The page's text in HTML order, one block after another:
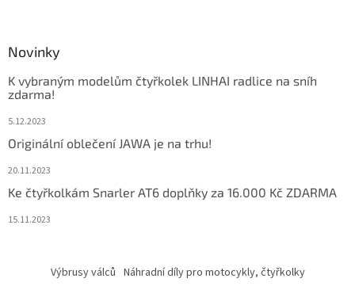
Novinky
K vybraným modelům čtyřkolek LINHAI radlice na sníh
zdarma!
5.12.2023
Originální oblečení JAWA je na trhu!
20.11.2023
Ke čtyřkolkám Snarler AT6 doplňky za 16.000 Kč ZDARMA
15.11.2023
Výbrusy válců Náhradní díly pro motocykly, čtyřkolky